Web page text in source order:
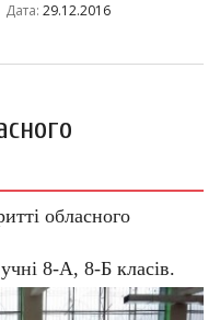
Дата: 29.12.2016
обласного
8-А, 8-Б класів.